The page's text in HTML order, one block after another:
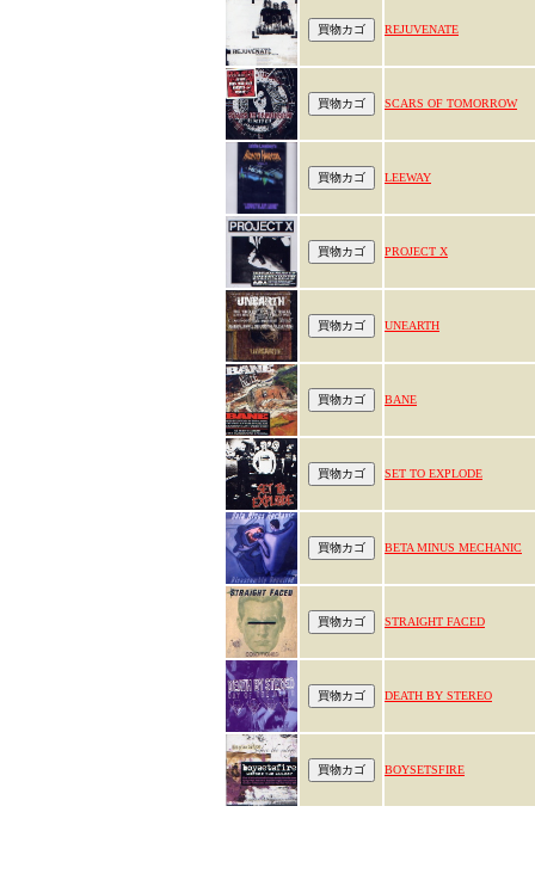
REJUVENATE
SCARS OF TOMORROW
LEEWAY
PROJECT X
UNEARTH
BANE
SET TO EXPLODE
BETA MINUS MECHANIC
STRAIGHT FACED
DEATH BY STEREO
BOYSETSFIRE